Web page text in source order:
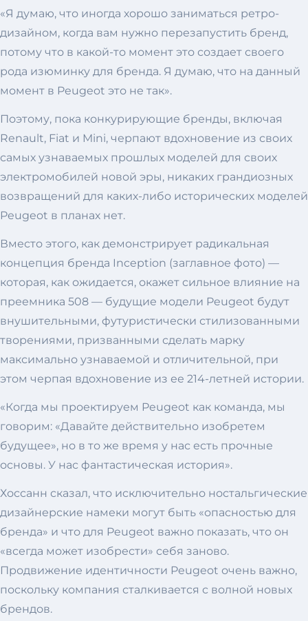
«Я думаю, что иногда хорошо заниматься ретро-
дизайном, когда вам нужно перезапустить бренд,
потому что в какой-то момент это создает своего
рода изюминку для бренда. Я думаю, что на данный
момент в Peugeot это не так».
Поэтому, пока конкурирующие бренды, включая
Renault, Fiat и Mini, черпают вдохновение из своих
самых узнаваемых прошлых моделей для своих
электромобилей новой эры, никаких грандиозных
возвращений для каких-либо исторических моделей
Peugeot в планах нет.
Вместо этого, как демонстрирует радикальная
концепция бренда Inception (заглавное фото) —
которая, как ожидается, окажет сильное влияние на
преемника 508 — будущие модели Peugeot будут
внушительными, футуристически стилизованными
творениями, призванными сделать марку
максимально узнаваемой и отличительной, при
этом черпая вдохновение из ее 214-летней истории.
«Когда мы проектируем Peugeot как команда, мы
говорим: «Давайте действительно изобретем
будущее», но в то же время у нас есть прочные
основы. У нас фантастическая история».
Хоссанн сказал, что исключительно ностальгические
дизайнерские намеки могут быть «опасностью для
бренда» и что для Peugeot важно показать, что он
«всегда может изобрести» себя заново.
Продвижение идентичности Peugeot очень важно,
поскольку компания сталкивается с волной новых
брендов.